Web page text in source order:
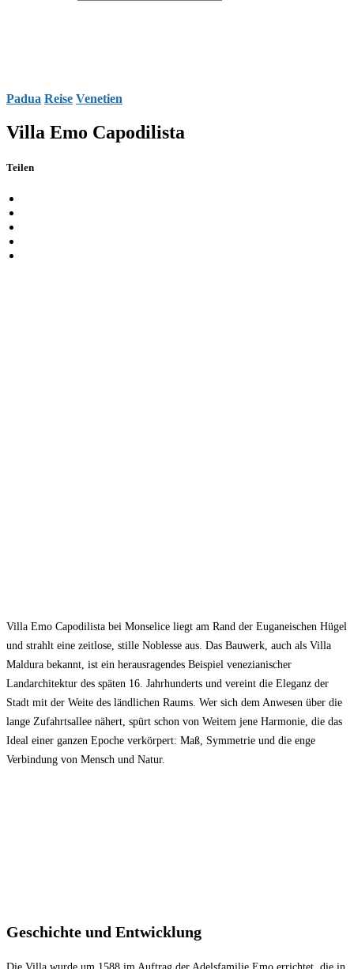
Padua Reise Venetien
Villa Emo Capodilista
Teilen
Villa Emo Capodilista bei Monselice liegt am Rand der Euganeischen Hügel
und strahlt eine zeitlose, stille Noblesse aus. Das Bauwerk, auch als Villa
Maldura bekannt, ist ein herausragendes Beispiel venezianischer
Landarchitektur des späten 16. Jahrhunderts und vereint die Eleganz der
Stadt mit der Weite des ländlichen Raums. Wer sich dem Anwesen über die
lange Zufahrtsallee nähert, spürt schon von Weitem jene Harmonie, die das
Ideal einer ganzen Epoche verkörpert: Maß, Symmetrie und die enge
Verbindung von Mensch und Natur.
Geschichte und Entwicklung